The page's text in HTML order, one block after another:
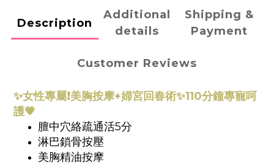
Description
Additional
details
Shipping &
Payment
Customer Reviews
✨女性專屬❗️美胸按摩+婦宮回春術✨110分鐘專寵呵
護💗
膻中穴絡疏通活5分
淋巴鎖骨按壓
美胸精油按摩